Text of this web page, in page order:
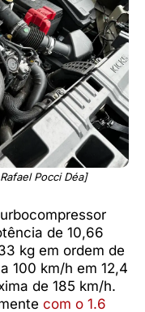
Pocci Déa]
de 10,66
kg em ordem de
100 km/h em 12,4
de 185 km/h.
com o 1.6